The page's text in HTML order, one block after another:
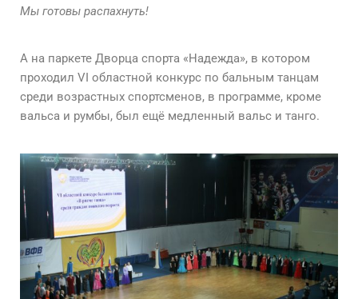
Мы готовы распахнуть!
А на паркете Дворца спорта «Надежда», в котором
проходил VI областной конкурс по бальным танцам
среди возрастных спортсменов, в программе, кроме
вальса и румбы, был ещё медленный вальс и танго.